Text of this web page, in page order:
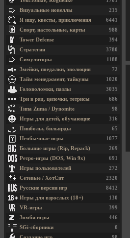
215
Визуальные новеллы
6441
Я ищу, квесты, приключения
988
Спорт, настольные, карты
394
Tower Defense
3780
Стратегии
1188
Симуляторы
72
Змейки, поедалки, эволюция
1020
Тайм менеджмент, тайкуны
3035
Головоломки, пазлы
686
Три в ряд, цепочки, тетрисы
98
Типа Zuma / Dynomite
316
Игры для детей, обучающие
65
Пинболы, бильярды
1077
Необычные игры
269
Большие игры (Rip, Repack)
691
Ретро-игры (DOS, Win 9x)
272
Игры пользователей
2320
Сетевые / ХотСит
8412
Русские версии игр
130
Игры для взрослых (18+)
399
VR-игры
446
Зомби игры
0
SGi-сборники